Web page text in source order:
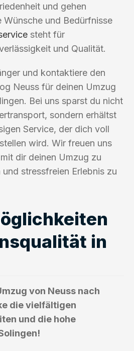
und gehen
Wünsche und Bedürfnisse
steht für
und Qualität.
und kontaktiere den
Neuss für deinen Umzug
Bei uns sparst du nicht
sondern erhältst
Service, der dich voll
wird. Wir freuen uns
dir deinen Umzug zu
stressfreien Erlebnis zu
in
von Neuss nach
die vielfältigen
und die hohe